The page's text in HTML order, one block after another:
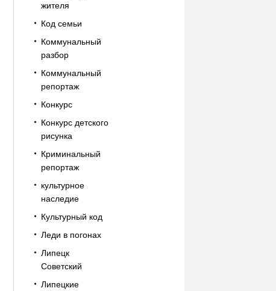
жителя
Код семьи
Коммунальный
разбор
Коммунальный
репортаж
Конкурс
Конкурс детского
рисунка
Криминальный
репортаж
культурное
наследие
Культурный код
Леди в погонах
Липецк
Советский
Липецкие